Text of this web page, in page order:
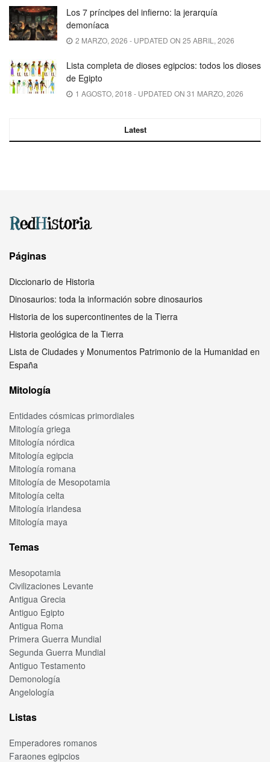
Los 7 príncipes del infierno: la jerarquía
demoníaca
2 MARZO, 2026 - UPDATED ON 25 ABRIL, 2026
Lista completa de dioses egipcios: todos los dioses
de Egipto
1 AGOSTO, 2018 - UPDATED ON 31 MARZO, 2026
Latest
Páginas
Diccionario de Historia
Dinosaurios: toda la información sobre dinosaurios
Historia de los supercontinentes de la Tierra
Historia geológica de la Tierra
Lista de Ciudades y Monumentos Patrimonio de la Humanidad en
España
Mitología
Entidades cósmicas primordiales
Mitología griega
Mitología nórdica
Mitología egipcia
Mitología romana
Mitología de Mesopotamia
Mitología celta
Mitología irlandesa
Mitología maya
Temas
Mesopotamia
Civilizaciones Levante
Antigua Grecia
Antiguo Egipto
Antigua Roma
Primera Guerra Mundial
Segunda Guerra Mundial
Antiguo Testamento
Demonología
Angelología
Listas
Emperadores romanos
Faraones egipcios